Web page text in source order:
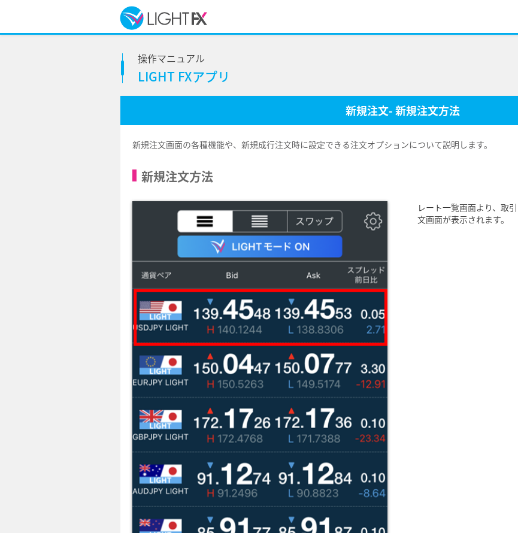
操作マニュアル
LIGHT FXアプリ
新規注文- 新規注文方法
新規注文画面の各種機能や、新規成行注文時に設定できる注文オプションについて説明します。
新規注文方法
レート一覧画面より、取
文画面が表示されます。